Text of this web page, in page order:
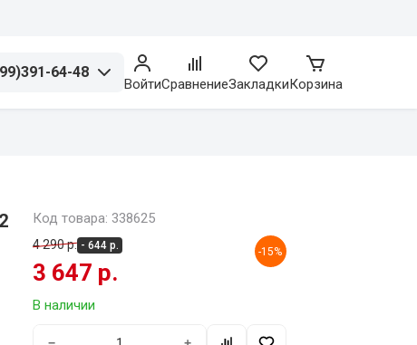
64-48
ВойтиСравнениеЗакладкиКорзина
Код товара: 338625
4 290 р. - 644 р.
3 647 р.
-15%
В наличии